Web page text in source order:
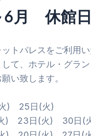
月 休館
トパレスをご利用
て、ホテル・グラ
い致します。
) 25日(火)
) 23日(火) 30日(